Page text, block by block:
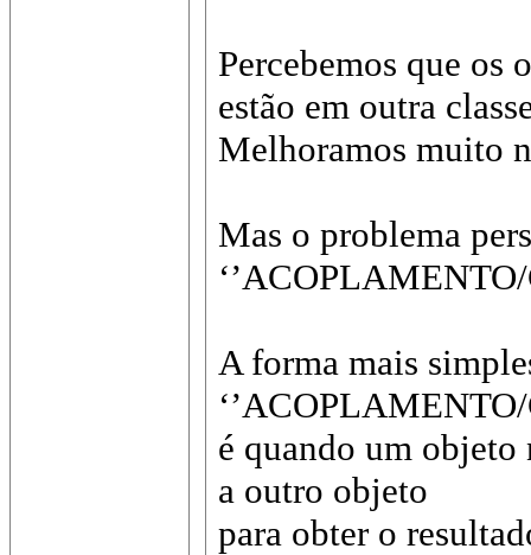
Percebemos que os
estão em outra
Melhoramos muito
Mas o problema
‘’ACOPLAMENTO/
A forma mais
‘’ACOPLAMENTO/
é quando um objeto
a outro objeto
para obter o